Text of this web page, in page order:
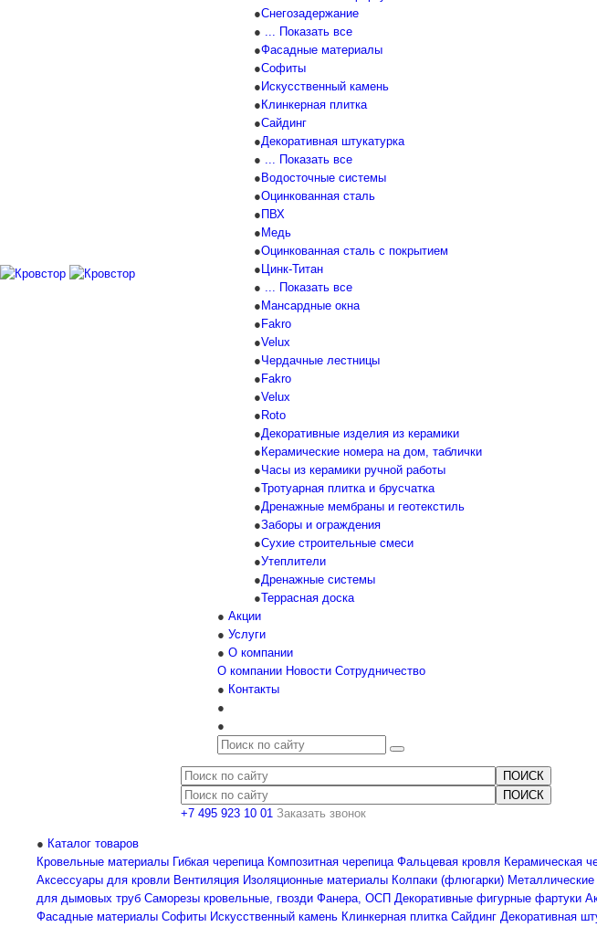
Снегозадержание
... Показать все
Фасадные материалы
Софиты
Искусственный камень
Клинкерная плитка
Сайдинг
Декоративная штукатурка
... Показать все
Водосточные системы
Оцинкованная сталь
ПВХ
Медь
Оцинкованная сталь с покрытием
Цинк-Титан
... Показать все
Мансардные окна
Fakro
Velux
Чердачные лестницы
Fakro
Velux
Roto
Декоративные изделия из керамики
Керамические номера на дом, таблички
Часы из керамики ручной работы
Тротуарная плитка и брусчатка
Дренажные мембраны и геотекстиль
Заборы и ограждения
Сухие строительные смеси
Утеплители
Дренажные системы
Террасная доска
Акции
Услуги
О компании
О компании Новости Сотрудничество
Контакты
+7 495 923 10 01 Заказать звонок
Каталог товаров
Кровельные материалы Гибкая черепица Композитная черепица Фальцевая кровля Керамическая
Аксессуары для кровли Вентиляция Изоляционные материалы Колпаки (флюгарки)
для дымовых труб Саморезы кровельные, гвозди Фанера, ОСП Декоративные фигурные фартуки
Фасадные материалы Софиты Искусственный камень Клинкерная плитка Сайдинг Декоративная